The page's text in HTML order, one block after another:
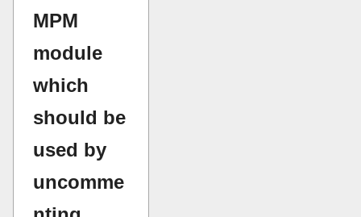
MPM
module
which
should be
used by
uncomme